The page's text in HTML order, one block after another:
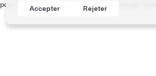
pour la phase 9 du programme de parrainage Tesla.
Accepter
Rejeter